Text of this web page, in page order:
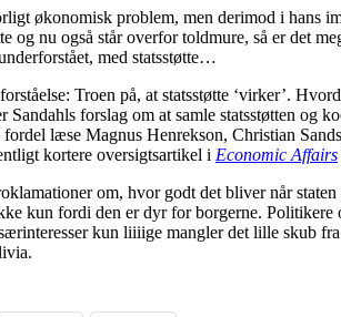
økonomisk problem, men derimod i
og nu også står overfor toldmure, så er det
med statsstøtte…
Troen på, at statsstøtte ‘virker’.
forslag om at samle statsstøtten og
læse Magnus Henrekson, Christian
kortere oversigtsartikel i Economic Affairs
om, hvor godt det bliver når
kun fordi den er dyr for borgerne.
kun liiiige mangler det lille skub